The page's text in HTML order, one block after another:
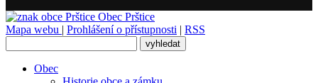
Obec Prštice
Mapa webu | Prohlášení o přístupnosti | RSS
Obec